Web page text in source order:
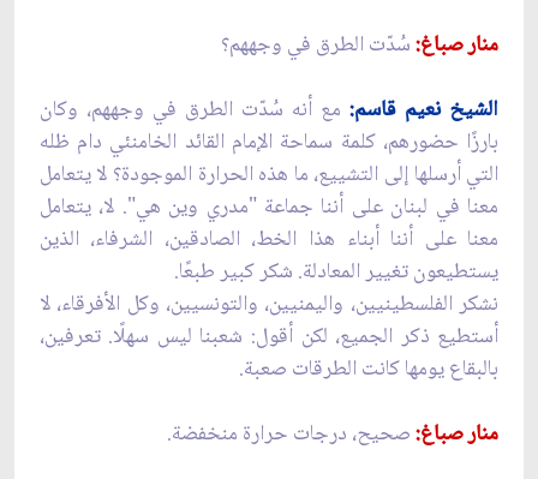
منار صباغ:سُدّت الطرق في وجههم؟
الشيخ نعيم قاسم:مع أنه سُدّت الطرق في وجههم، وكان
بارزًا حضورهم، كلمة سماحة الإمام القائد الخامنئي دام ظله
التي أرسلها إلى التشييع، ما هذه الحرارة الموجودة؟ لا يتعامل
معنا في لبنان على أننا جماعة "مدري وين هي". لا، يتعامل
معنا على أننا أبناء هذا الخط، الصادقين، الشرفاء، الذين
يستطيعون تغيير المعادلة. شكر كبير طبعًا.
نشكر الفلسطينيين، واليمنيين، والتونسيين، وكل الأفرقاء، لا
أستطيع ذكر الجميع، لكن أقول: شعبنا ليس سهلًا. تعرفين،
بالبقاع يومها كانت الطرقات صعبة.
منار صباغ:صحيح، درجات حرارة منخفضة.